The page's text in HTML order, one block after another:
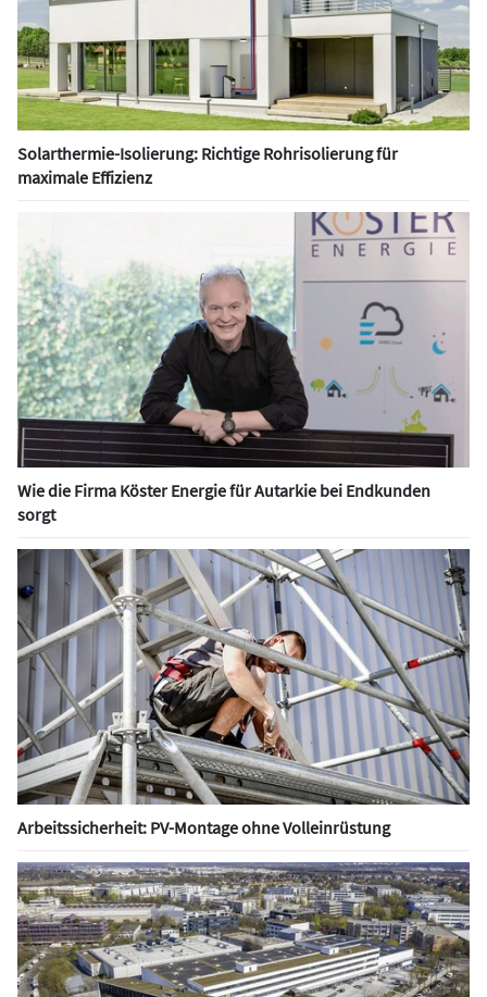
Solarthermie-Isolierung: Richtige Rohrisolierung für
maximale Effizienz
Wie die Firma Köster Energie für Autarkie bei Endkunden
sorgt
Arbeitssicherheit: PV-Montage ohne Volleinrüstung